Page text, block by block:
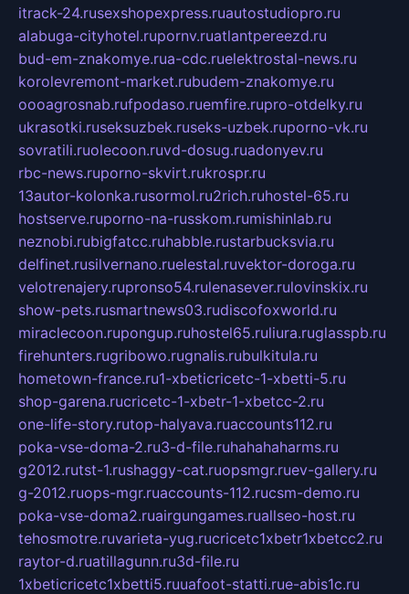
itrack-24.rusexshopexpress.ruautostudiopro.ru
alabuga-cityhotel.rupornv.ruatlantpereezd.ru
bud-em-znakomye.rua-cdc.ruelektrostal-news.ru
korolevremont-market.rubudem-znakomye.ru
oooagrosnab.rufpodaso.ruemfire.rupro-otdelky.ru
ukrasotki.ruseksuzbek.ruseks-uzbek.ruporno-vk.ru
sovratili.ruolecoon.ruvd-dosug.ruadonyev.ru
rbc-news.ruporno-skvirt.rukrospr.ru
13autor-kolonka.rusormol.ru2rich.ruhostel-65.ru
hostserve.ruporno-na-russkom.rumishinlab.ru
neznobi.rubigfatcc.ruhabble.rustarbucksvia.ru
delfinet.rusilvernano.ruelestal.ruvektor-doroga.ru
velotrenajery.rupronso54.rulenasever.rulovinskix.ru
show-pets.rusmartnews03.rudiscofoxworld.ru
miraclecoon.rupongup.ruhostel65.ruliura.ruglasspb.ru
firehunters.rugribowo.rugnalis.rubulkitula.ru
hometown-france.ru1-xbeticricetc-1-xbetti-5.ru
shop-garena.rucricetc-1-xbetr-1-xbetcc-2.ru
one-life-story.rutop-halyava.ruaccounts112.ru
poka-vse-doma-2.ru3-d-file.ruhahahaharms.ru
g2012.rutst-1.rushaggy-cat.ruopsmgr.ruev-gallery.ru
g-2012.ruops-mgr.ruaccounts-112.rucsm-demo.ru
poka-vse-doma2.ruairgungames.ruallseo-host.ru
tehosmotre.ruvarieta-yug.rucricetc1xbetr1xbetcc2.ru
raytor-d.ruatillagunn.ru3d-file.ru
1xbeticricetc1xbetti5.ruuafoot-statti.rue-abis1c.ru